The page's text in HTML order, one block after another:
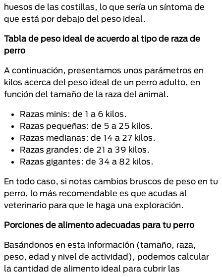
huesos de las costillas, lo que sería un síntoma de
que está por debajo del peso ideal.
Tabla de peso ideal de acuerdo al tipo de raza de
perro
A continuación, presentamos unos parámetros en
kilos acerca del peso ideal de un perro adulto, en
función del tamaño de la raza del animal.
Razas minis: de 1 a 6 kilos.
Razas pequeñas: de 5 a 25 kilos.
Razas medianas: de 14 a 27 kilos.
Razas grandes: de 21 a 39 kilos.
Razas gigantes: de 34 a 82 kilos.
En todo caso, si notas cambios bruscos de peso en tu
perro, lo más recomendable es que acudas al
veterinario para que le haga una exploración.
Porciones de alimento adecuadas para tu perro
Basándonos en esta información (tamaño, raza,
peso, edad y nivel de actividad), podemos calcular
la cantidad de alimento ideal para cubrir las